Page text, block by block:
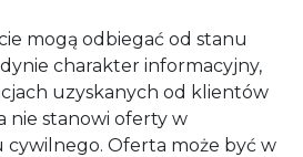
mogą odbiegać od stanu
charakter informacyjny,
uzyskanych od klientów
nie stanowi oferty w
Oferta może być w